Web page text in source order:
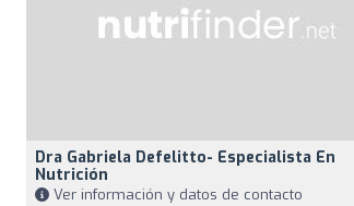
Dra Gabriela Defelitto- Especialista En
Nutrición
Ver información y datos de contacto